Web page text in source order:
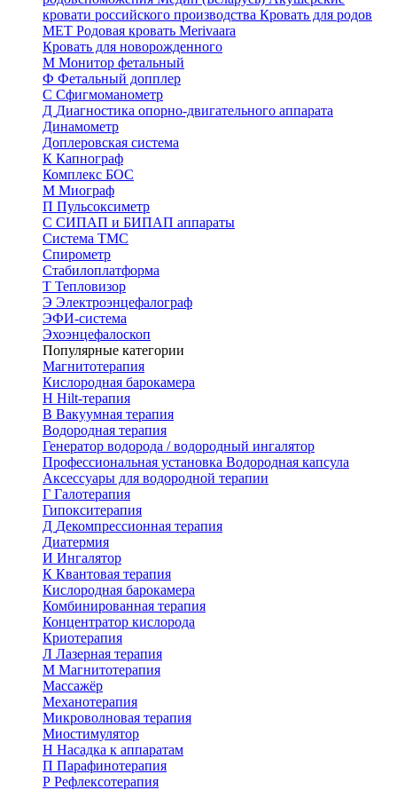
кровати российского производства Кровать для родов
МЕТ Родовая кровать Merivaara
Кровать для новорожденного
М Монитор фетальный
Ф Фетальный допплер
C Cфигмоманометр
Д Диагностика опорно-двигательного аппарата
Динамометр
Доплеровская система
К Капнограф
Комплекс БОС
М Миограф
П Пульсоксиметр
С СИПАП и БИПАП аппараты
Система ТМС
Спирометр
Стабилоплатформа
Т Тепловизор
Э Электроэнцефалограф
ЭФИ-система
Эхоэнцефалоскоп
Популярные категории
Магнитотерапия
Кислородная барокамера
H Hilt-терапия
В Вакуумная терапия
Водородная терапия
Генератор водорода / водородный ингалятор
Профессиональная установка Водородная капсула
Аксессуары для водородной терапии
Г Галотерапия
Гипокситерапия
Д Декомпрессионная терапия
Диатермия
И Ингалятор
К Квантовая терапия
Кислородная барокамера
Комбинированная терапия
Концентратор кислорода
Криотерапия
Л Лазерная терапия
М Магнитотерапия
Массажёр
Механотерапия
Микроволновая терапия
Миостимулятор
Н Насадка к аппаратам
П Парафинотерапия
Р Рефлексотерапия